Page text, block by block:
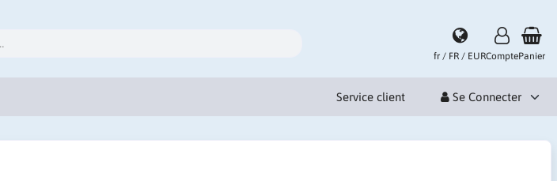
fr / FR / EURComptePanier
Service client Se Connecter